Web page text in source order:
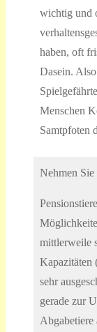
wichtig und
haben, oft
Dasein.
Menschen
Samtpfoten
Nehmen Sie
mittlerweile
Kapazitäten
sehr
gerade zur
Abgabetiere